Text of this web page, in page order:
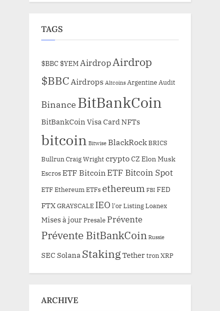
TAGS
$BBC $YEMAirdropAirdrop
$BBCAirdrops Altcoins ArgentineAudit
Binance BitBankCoin
BitBankCoin Visa Card NFTs
bitcoin Bitwise BlackRockBRICS
BullrunCraig WrightcryptoCZ Elon Musk
EscrosETF Bitcoin ETF Bitcoin Spot
ETF EthereumETFs ethereum FBI FED
FTXGRAYSCALE IEO l'orListingLoanex
Mises à jourPresale Prévente
Prévente BitBankCoin Russie
SEC Solana StakingTethertronXRP
ARCHIVE